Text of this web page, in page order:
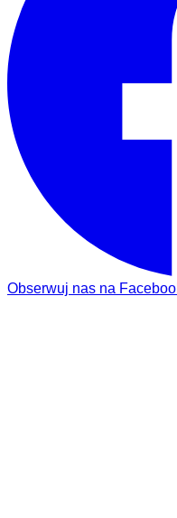
Obserwuj nas na